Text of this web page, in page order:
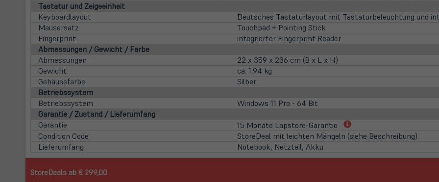
neuem
Tastatur und Zeigeeinheit
Keyboardlayout
Deutsches Tastaturlayout mit Tastaturbeleuchtung und
Mausersatz
Touchpad + Pointing Stick
Fingerprint
integrierter Fingerprint Reader
Abmessungen / Gewicht / Farbe
Abmessungen
22 x 359 x 236 cm (B x L x H)
Gewicht
ca. 1,94 kg
Gehäusefarbe
Silber
Betriebssystem
Betriebssystem
Windows 11 Pro - 64 Bit
Garantie / Zustand / Lieferumfang
Garantie
15 Monate Lapstore-Garantie
(öffnet
in
Condition Code
StoreDeal mit leichten Mängeln (siehe Beschreibung)
Lieferumfang
Notebook, Netzteil, Akku
StoreDeals ab € 299,00